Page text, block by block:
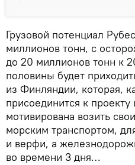
Грузовой потенциал
миллионов тонн, с
до 20 миллионов тонн к
половины будет
из Финляндии, которая,
присоединится к
мотивирована возить
морским транспортом,
и верфи, а
во времени 3 дня…